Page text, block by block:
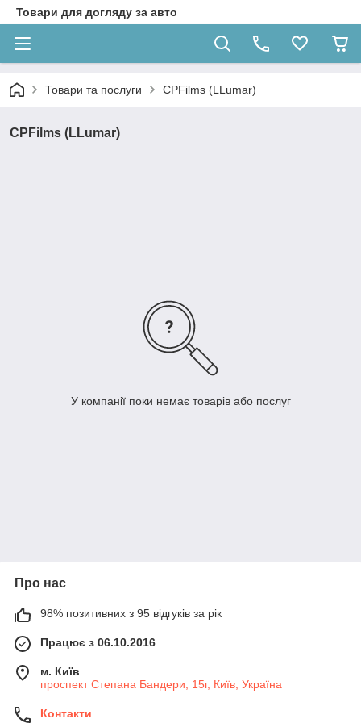
Товари для догляду за авто
Товари та послуги CPFilms (LLumar)
CPFilms (LLumar)
У компанії поки немає товарів або послуг
Про нас
98% позитивних з 95 відгуків за рік
Працює з 06.10.2016
м. Київ
проспект Степана Бандери, 15г, Київ, Україна
Контакти